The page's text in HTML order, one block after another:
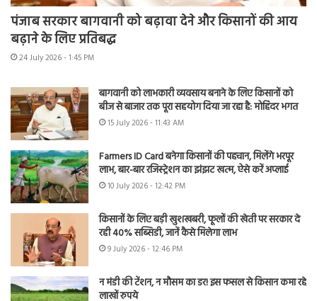
पंजाब सरकार बागवानी को बढ़ावा देने और किसानों की आय
बढ़ाने के लिए प्रतिबद्ध
24 July 2026 - 1:45 PM
बागवानी को लाभकारी व्यवसाय बनाने के लिए किसानों को
बीज से बाजार तक पूरा सहयोग दिया जा रहा है: मोहिंदर भगत
15 July 2026 - 11:43 AM
Farmers ID Card बनेगा किसानों की पहचान, मिलेंगे भरपूर
लाभ, बार-बार रजिस्ट्रेशन का झंझट खत्म, ऐसे करें अप्लाई
10 July 2026 - 12:42 PM
किसानों के लिए बड़ी खुशखबरी, फूलों की खेती पर सरकार दे
रही 40% सब्सिडी, जानें कैसे मिलेगा लाभ
9 July 2026 - 12:46 PM
न मंडी की टेंशन, न मौसम का डर! इस फसल से किसान कमा रहे
लाखों रुपये